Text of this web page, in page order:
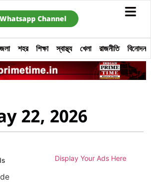
Channel
শহর শিক্ষা স্বাস্থ্য খেলা রাজনীতি বিনোদন
22, 2026
Display Your Ads Here